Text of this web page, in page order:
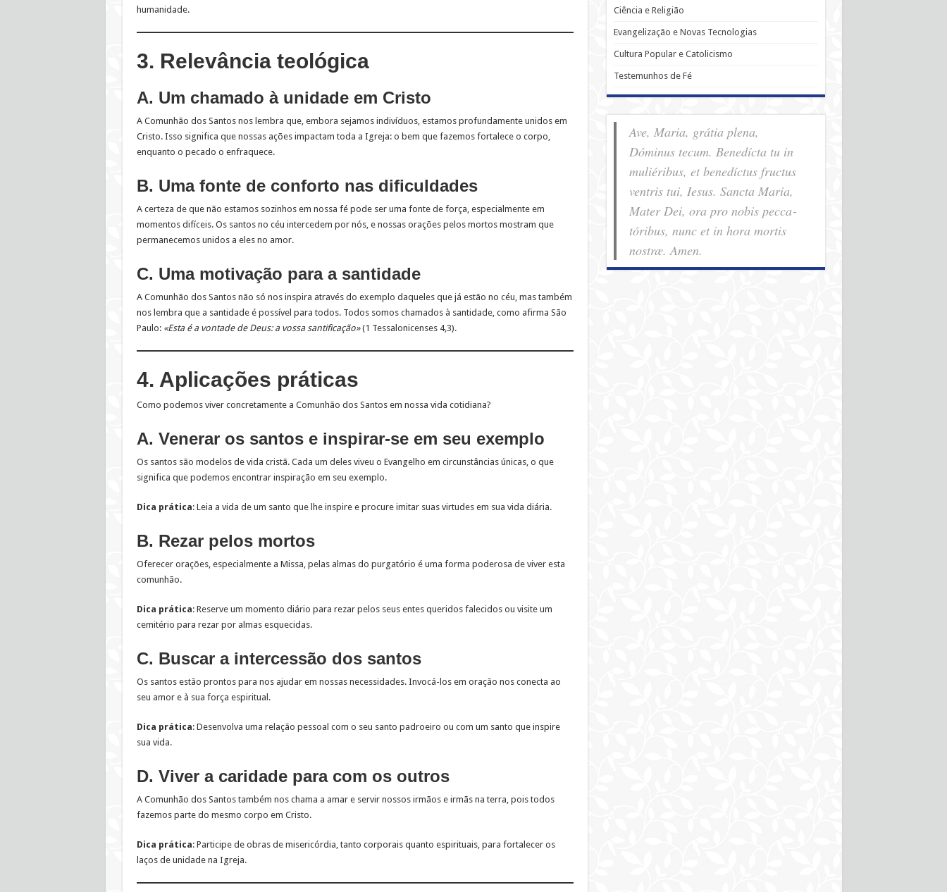
humanidade.
3. Relevância teológica
A. Um chamado à unidade em Cristo
A Comunhão dos Santos nos lembra que, embora sejamos indivíduos, estamos profundamente unidos em
Cristo. Isso significa que nossas ações impactam toda a Igreja: o bem que fazemos fortalece o corpo,
enquanto o pecado o enfraquece.
B. Uma fonte de conforto nas dificuldades
A certeza de que não estamos sozinhos em nossa fé pode ser uma fonte de força, especialmente em
momentos difíceis. Os santos no céu intercedem por nós, e nossas orações pelos mortos mostram que
permanecemos unidos a eles no amor.
C. Uma motivação para a santidade
A Comunhão dos Santos não só nos inspira através do exemplo daqueles que já estão no céu, mas também
nos lembra que a santidade é possível para todos. Todos somos chamados à santidade, como afirma São
Paulo: «Esta é a vontade de Deus: a vossa santificação»(1 Tessalonicenses 4,3).
4. Aplicações práticas
Como podemos viver concretamente a Comunhão dos Santos em nossa vida cotidiana?
A. Venerar os santos e inspirar-se em seu exemplo
Os santos são modelos de vida cristã. Cada um deles viveu o Evangelho em circunstâncias únicas, o que
significa que podemos encontrar inspiração em seu exemplo.
Dica prática: Leia a vida de um santo que lhe inspire e procure imitar suas virtudes em sua vida diária.
B. Rezar pelos mortos
Oferecer orações, especialmente a Missa, pelas almas do purgatório é uma forma poderosa de viver esta
comunhão.
Dica prática: Reserve um momento diário para rezar pelos seus entes queridos falecidos ou visite um
cemitério para rezar por almas esquecidas.
C. Buscar a intercessão dos santos
Os santos estão prontos para nos ajudar em nossas necessidades. Invocá-los em oração nos conecta ao
seu amor e à sua força espiritual.
Dica prática: Desenvolva uma relação pessoal com o seu santo padroeiro ou com um santo que inspire
sua vida.
D. Viver a caridade para com os outros
A Comunhão dos Santos também nos chama a amar e servir nossos irmãos e irmãs na terra, pois todos
fazemos parte do mesmo corpo em Cristo.
Dica prática: Participe de obras de misericórdia, tanto corporais quanto espirituais, para fortalecer os
laços de unidade na Igreja.
Ciência e Religião
Evangelização e Novas Tecnologias
Cultura Popular e Catolicismo
Testemunhos de Fé
Ave, Maria, grátia plena,
Dóminus tecum. Benedícta tu in
muliéribus, et benedíctus fructus
ventris tui, Iesus. Sancta Maria,
Mater Dei, ora pro nobis pec­ca­
tóribus, nunc et in hora mortis
nostræ. Amen.